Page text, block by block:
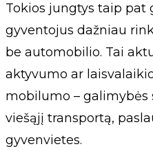
Tokios jungtys taip pat
gyventojus dažniau
be automobilio. Tai
aktyvumo ar
mobilumo – galimybės
viešąjį transportą,
gyvenvietes.